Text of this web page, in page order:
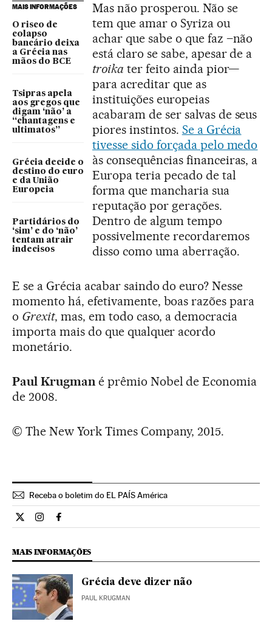
MAIS INFORMAÇÕES
O risco de
colapso
bancário deixa
a Grécia nas
mãos do BCE
Tsipras apela
aos gregos que
digam ‘não’ a
“chantagens e
ultimatos”
Grécia decide o
destino do euro
e da União
Europeia
Partidários do
‘sim’ e do ‘não’
tentam atrair
indecisos
Mas não prosperou. Não se
tem que amar o Syriza ou
achar que sabe o que faz –não
está claro se sabe, apesar de a
troika ter feito ainda pior—
para acreditar que as
instituições europeias
acabaram de ser salvas de seus
piores instintos. Se a Grécia
tivesse sido forçada pelo medo
às consequências financeiras, a
Europa teria pecado de tal
forma que mancharia sua
reputação por gerações.
Dentro de algum tempo
possivelmente recordaremos
disso como uma aberração.
E se a Grécia acabar saindo do euro? Nesse
momento há, efetivamente, boas razões para
o Grexit, mas, em todo caso, a democracia
importa mais do que qualquer acordo
monetário.
Paul Krugmané prêmio Nobel de Economia
de 2008.
© The New York Times Company, 2015.
Receba o boletim do EL PAÍS América
Opiniao El País Brasil en Twitter
Opiniao El País Brasil en Instagram
Opiniao El País Brasil en Facebook
MAIS INFORMAÇÕES
Grécia deve dizer não
PAUL KRUGMAN